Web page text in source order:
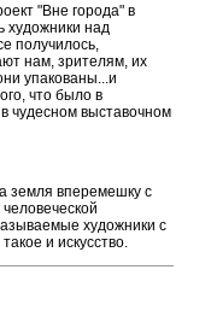
"Вне города" в
художники над
получилось,
нам, зрителям, их
упакованы...и
что было в
чудесном выставочном
земля вперемешку с
художники с
и искусство.